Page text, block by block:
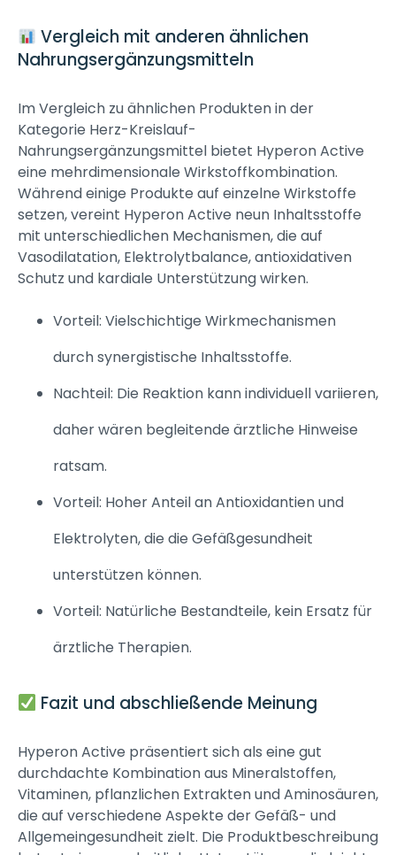
Vergleich mit anderen ähnlichen
Nahrungsergänzungsmitteln
Im Vergleich zu ähnlichen Produkten in der
Kategorie Herz-Kreislauf-
Nahrungsergänzungsmittel bietet Hyperon Active
eine mehrdimensionale Wirkstoffkombination.
Während einige Produkte auf einzelne Wirkstoffe
setzen, vereint Hyperon Active neun Inhaltsstoffe
mit unterschiedlichen Mechanismen, die auf
Vasodilatation, Elektrolytbalance, antioxidativen
Schutz und kardiale Unterstützung wirken.
Vorteil: Vielschichtige Wirkmechanismen
durch synergistische Inhaltsstoffe.
Nachteil: Die Reaktion kann individuell variieren,
daher wären begleitende ärztliche Hinweise
ratsam.
Vorteil: Hoher Anteil an Antioxidantien und
Elektrolyten, die die Gefäßgesundheit
unterstützen können.
Vorteil: Natürliche Bestandteile, kein Ersatz für
ärztliche Therapien.
Fazit und abschließende Meinung
Hyperon Active präsentiert sich als eine gut
durchdachte Kombination aus Mineralstoffen,
Vitaminen, pflanzlichen Extrakten und Aminosäuren,
die auf verschiedene Aspekte der Gefäß- und
Allgemeingesundheit zielt. Die Produktbeschreibung